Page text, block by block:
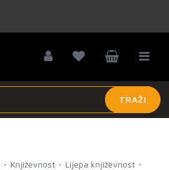
TRAŽI
Književnost Lijepa književnost